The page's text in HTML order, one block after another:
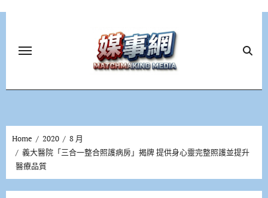
Home 2020
8 月
義大醫院「三合一整合照護病房」揭牌 提供身心靈完整照護並提升
醫療品質